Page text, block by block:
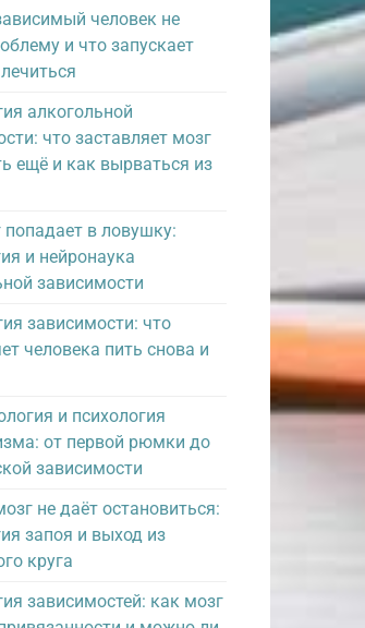
человек не
и что запускает
алкогольной
что заставляет мозг
ещё и как вырваться из
попадает в ловушку:
и нейронаука
зависимости
зависимости: что
человека пить снова и
и психология
от первой рюмки до
зависимости
не даёт остановиться:
запоя и выход из
круга
зависимостей: как мозг